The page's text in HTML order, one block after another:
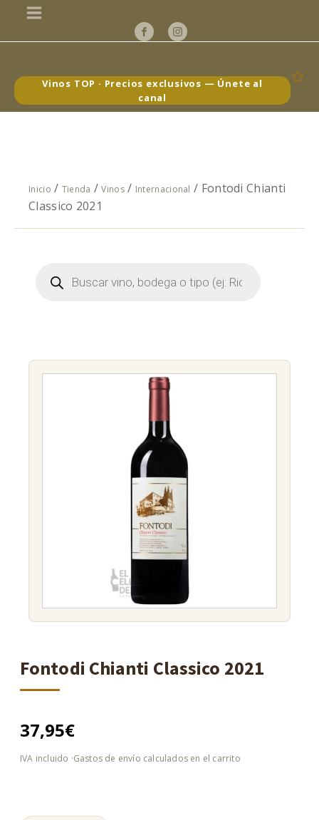
Vinos TOP · Precios exclusivos — Únete al
canal
Inicio / Tienda /Vinos/ Internacional / Fontodi Chianti
Classico 2021
Búsqueda
Fontodi Chianti Classico 2021
37,95€